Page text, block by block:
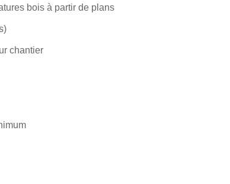
bois à partir de plans
chantier